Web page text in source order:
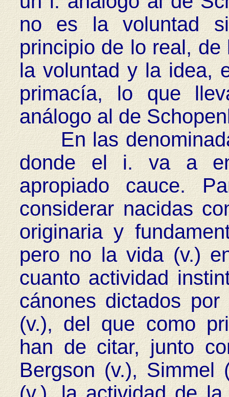
no es la voluntad
principio de lo real,
la voluntad y la idea,
primacía, lo que
análogo al de
En las
donde el i. va a
apropiado cauce.
considerar nacidas
originaria y
pero no la vida (v.)
cuanto actividad
cánones dictados
(v.), del que como
han de citar, junto
Bergson (v.), Simmel